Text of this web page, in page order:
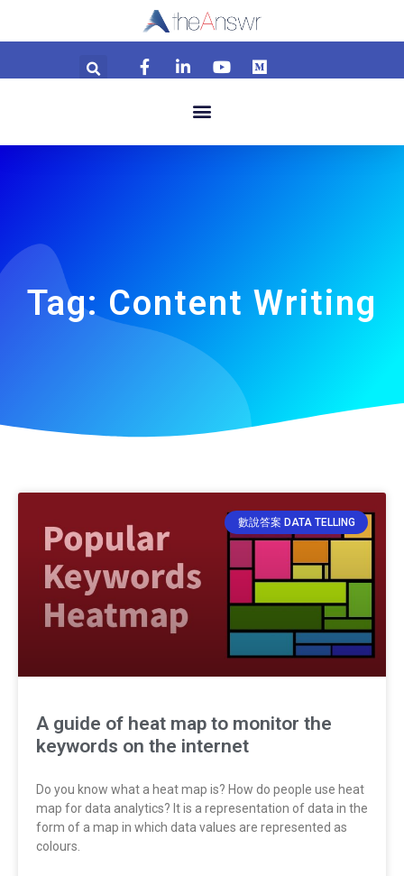
Tag: Content Writing
數說答案 DATA TELLING
A guide of heat map to monitor the
keywords on the internet
Do you know what a heat map is? How do people use heat
map for data analytics? It is a representation of data in the
form of a map in which data values are represented as
colours.